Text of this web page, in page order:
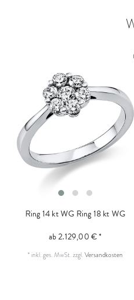
Ring 14 kt WG Ring 18 kt WG
ab 2.129,00 € *
* inkl. ges. MwSt.zzgl.Versandkosten